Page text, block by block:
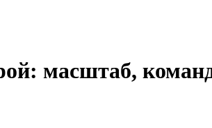
масштаб,